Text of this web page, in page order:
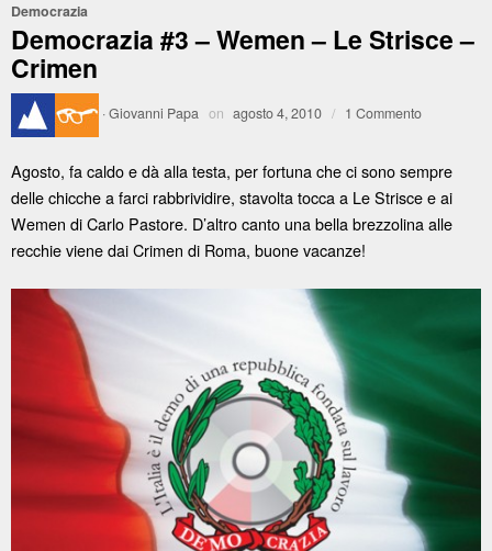
Democrazia
Democrazia #3 – Wemen – Le Strisce –
Crimen
·Giovanni Papa on agosto 4, 2010 / 1 Commento
Agosto, fa caldo e dà alla testa, per fortuna che ci sono sempre
delle chicche a farci rabbrividire, stavolta tocca a Le Strisce e ai
Wemen di Carlo Pastore. D’altro canto una bella brezzolina alle
recchie viene dai Crimen di Roma, buone vacanze!